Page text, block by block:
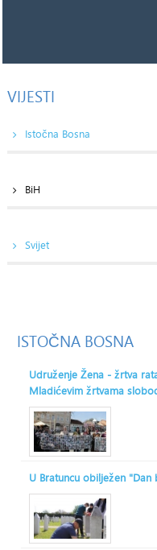
VIJESTI
Istočna Bosna
BiH
Svijet
ISTOČNA BOSNA
Udruženje Žena - žrtva
Mladićevim žrtvama
U Bratuncu obilježen "Dan